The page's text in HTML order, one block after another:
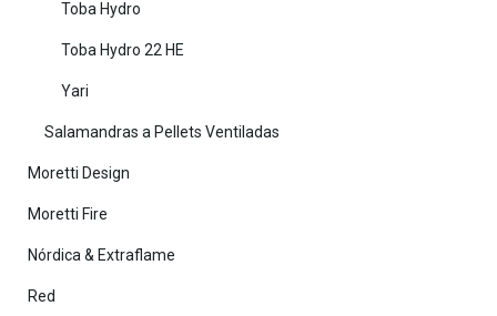
Toba Hydro
Toba Hydro 22 HE
Yari
Salamandras a Pellets Ventiladas
Moretti Design
Moretti Fire
Nórdica & Extraflame
Red